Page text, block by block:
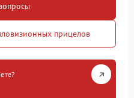
прицелов